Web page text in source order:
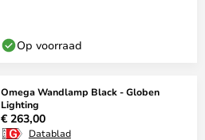
Op voorraad
Omega Wandlamp Black - Globen
Lighting
€ 263,00
Datablad